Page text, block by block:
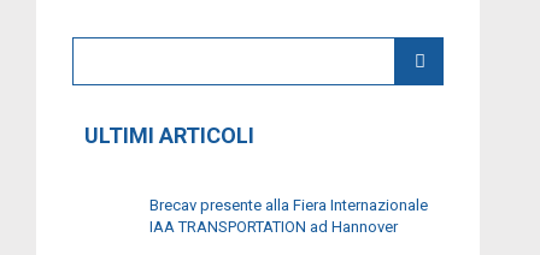
ULTIMI ARTICOLI
Brecav presente alla Fiera Internazionale
IAA TRANSPORTATION ad Hannover